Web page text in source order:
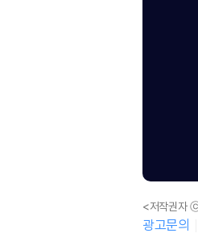
<저작권자
광고문의